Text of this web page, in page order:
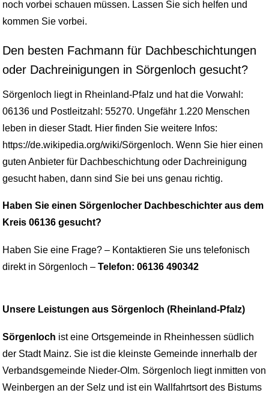
noch vorbei schauen müssen. Lassen Sie sich helfen und
kommen Sie vorbei.
Den besten Fachmann für Dachbeschichtungen
oder Dachreinigungen in Sörgenloch gesucht?
Sörgenloch liegt in Rheinland-Pfalz und hat die Vorwahl:
06136 und Postleitzahl: 55270. Ungefähr 1.220 Menschen
leben in dieser Stadt. Hier finden Sie weitere Infos:
https://de.wikipedia.org/wiki/Sörgenloch. Wenn Sie hier einen
guten Anbieter für Dachbeschichtung oder Dachreinigung
gesucht haben, dann sind Sie bei uns genau richtig.
Haben Sie einen Sörgenlocher Dachbeschichter aus dem
Kreis 06136 gesucht?
Haben Sie eine Frage? – Kontaktieren Sie uns telefonisch
direkt in Sörgenloch – Telefon: 06136 490342
Unsere Leistungen aus Sörgenloch (Rheinland-Pfalz)
Sörgenloch ist eine Ortsgemeinde in Rheinhessen südlich
der Stadt Mainz. Sie ist die kleinste Gemeinde innerhalb der
Verbandsgemeinde Nieder-Olm. Sörgenloch liegt inmitten von
Weinbergen an der Selz und ist ein Wallfahrtsort des Bistums